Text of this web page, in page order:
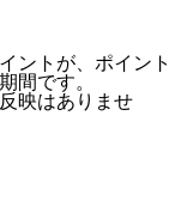
ントが、ポイント
間です。
映はありませ